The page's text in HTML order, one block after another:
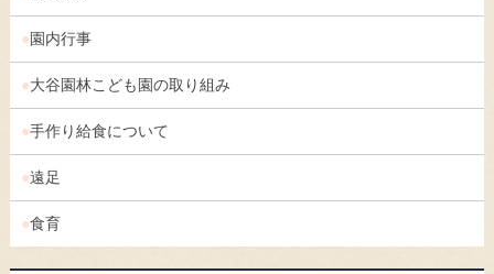
園内行事
大谷園林こども園の取り組み
手作り給食について
遠足
食育